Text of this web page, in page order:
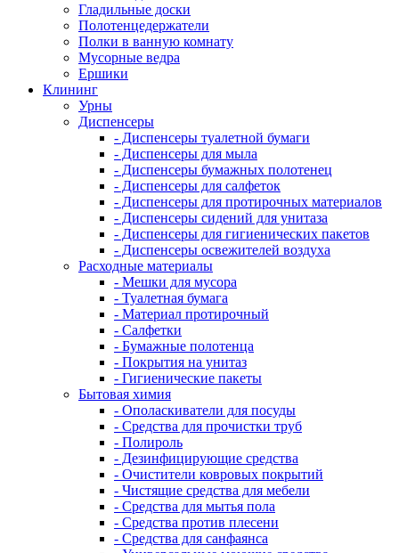
Гладильные доски
Полотенцедержатели
Полки в ванную комнату
Мусорные ведра
Ершики
Клининг
Урны
Диспенсеры
- Диспенсеры туалетной бумаги
- Диспенсеры для мыла
- Диспенсеры бумажных полотенец
- Диспенсеры для салфеток
- Диспенсеры для протирочных материалов
- Диспенсеры сидений для унитаза
- Диспенсеры для гигиенических пакетов
- Диспенсеры освежителей воздуха
Расходные материалы
- Мешки для мусора
- Туалетная бумага
- Материал протирочный
- Салфетки
- Бумажные полотенца
- Покрытия на унитаз
- Гигиенические пакеты
Бытовая химия
- Ополаскиватели для посуды
- Средства для прочистки труб
- Полироль
- Дезинфицирующие средства
- Очистители ковровых покрытий
- Чистящие средства для мебели
- Средства для мытья пола
- Средства против плесени
- Средства для санфаянса